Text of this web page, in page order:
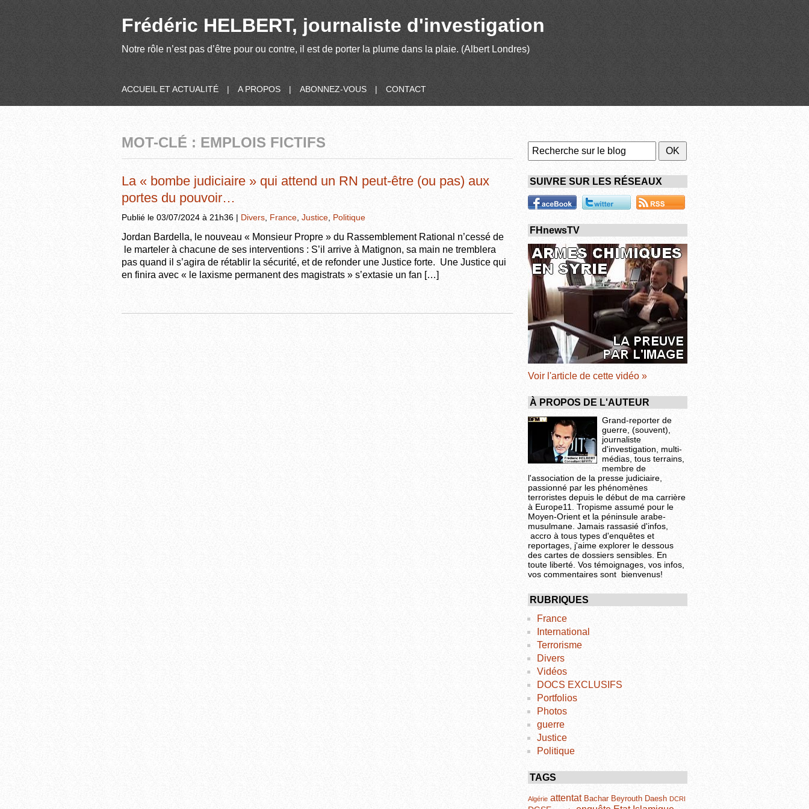
Frédéric HELBERT, journaliste d'investigation
Notre rôle n’est pas d’être pour ou contre, il est de porter la plume dans la plaie. (Albert Londres)
ACCUEIL ET ACTUALITÉ | A PROPOS | ABONNEZ-VOUS | CONTACT
MOT-CLÉ : EMPLOIS FICTIFS
La « bombe judiciaire » qui attend un RN peut-être (ou pas) aux
portes du pouvoir…
Publié le 03/07/2024 à 21h36 | Divers France Justice Politique
Jordan Bardella, le nouveau « Monsieur Propre » du Rassemblement Rational n’cessé de
le marteler à chacune de ses interventions : S’il arrive à Matignon, sa main ne tremblera
pas quand il s’agira de rétablir la sécurité, et de refonder une Justice forte. Une Justice qui
en finira avec « le laxisme permanent des magistrats » s’extasie un fan […]
SUIVRE SUR LES RÉSEAUX
FHnewsTV
Voir l'article de cette vidéo »
À PROPOS DE L'AUTEUR
Grand-reporter de
guerre, (souvent),
journaliste
d'investigation, multi-
médias, tous terrains,
membre de
l'association de la presse judiciaire,
passionné par les phénomènes
terroristes depuis le début de ma carrière
à Europe11. Tropisme assumé pour le
Moyen-Orient et la péninsule arabe-
musulmane. Jamais rassasié d'infos,
accro à tous types d'enquêtes et
reportages, j'aime explorer le dessous
des cartes de dossiers sensibles. En
toute liberté. Vos témoignages, vos infos,
vos commentaires sont bienvenus!
RUBRIQUES
France
International
Terrorisme
Divers
Vidéos
DOCS EXCLUSIFS
Portfolios
Photos
guerre
Justice
Politique
TAGS
Algérie attentat Bachar Beyrouth Daesh DCRI